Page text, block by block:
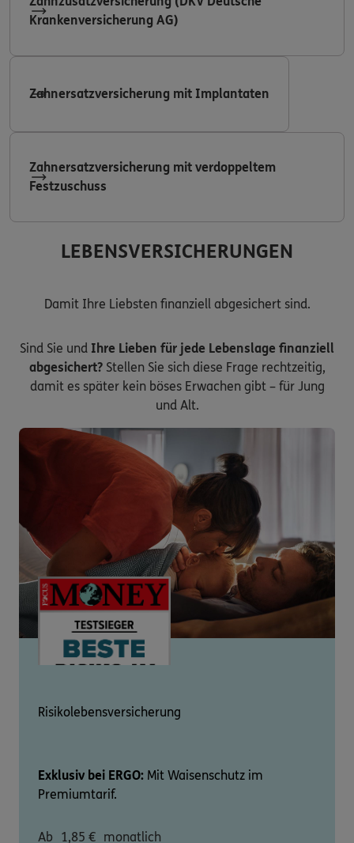
Krankenversicherung AG)
Zahnersatzversicherung mit Implantaten
Zahnersatzversicherung mit verdoppeltem
Festzuschuss
LEBENSVERSICHERUNGEN
Damit Ihre Liebsten finanziell abgesichert sind.
Sind Sie und Ihre Lieben für jede Lebenslage finanziell
abgesichert?Stellen Sie sich diese Frage rechtzeitig,
damit es später kein böses Erwachen gibt – für Jung
und Alt.
Risikolebensversicherung
Exklusiv bei ERGO: Mit Waisenschutz im
Premiumtarif.
Ab 1,85 € monatlich